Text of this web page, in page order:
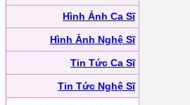
Hình Ảnh Ca Sĩ
Hình Ảnh Nghệ Sĩ
Tin Tức Ca Sĩ
Tin Tức Nghệ Sĩ